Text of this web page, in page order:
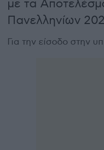
με τα
Πανελληνίων
Για την είσοδο στην